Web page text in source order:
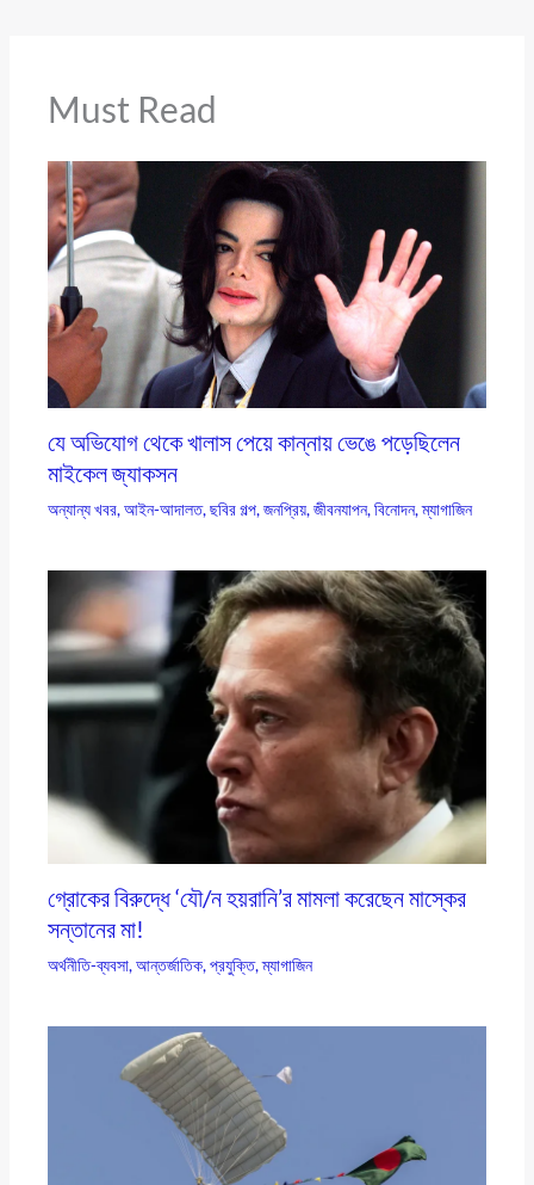
Must Read
যে অভিযোগ থেকে খালাস পেয়ে কান্নায় ভেঙে পড়েছিলেন
মাইকেল জ্যাকসন
অন্যান্য খবর,আইন-আদালত,ছবির গল্প,জনপ্রিয়,জীবনযাপন,বিনোদন,ম্যাগাজিন
গ্রোকের বিরুদ্ধে ‘যৌ/ন হয়রানি’র মামলা করেছেন মাস্কের
সন্তানের মা!
অর্থনীতি-ব্যবসা,আন্তর্জাতিক,প্রযুক্তি,ম্যাগাজিন